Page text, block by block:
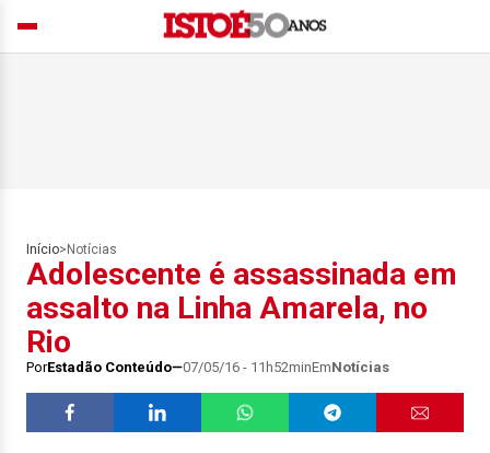
Início> Notícias
Adolescente é assassinada em
assalto na Linha Amarela, no
Rio
PorEstadão Conteúdo 07/05/16 - 11h52minEmNotícias